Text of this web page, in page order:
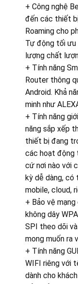
+ Công nghệ
đến các thiết
Roaming cho
Tự động tối ưu
lượng chất
+ Tính năng
Router thông
Android. Khả
minh như
+ Tính năng
năng sắp xếp
thiết bị đang
các hoạt
cứ nơi nào với
kỳ dễ dàng, có
mobile, cloud,
+ Bảo vệ mạng
không dây
SPI theo dõi
mong muốn ra
+ Tính năng
WIFI riêng với
dành cho